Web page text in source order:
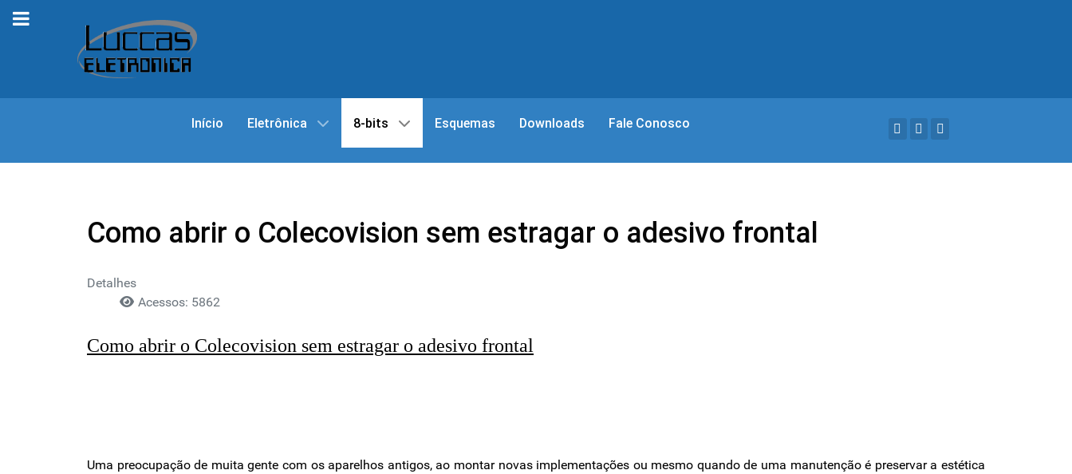
Início Eletrônica 8-bits Esquemas Downloads Fale Conosco
Como abrir o Colecovision sem estragar o adesivo frontal
Detalhes
Acessos: 5862
Como abrir o Colecovision sem estragar o adesivo frontal
Uma preocupação de muita gente com os aparelhos antigos, ao montar novas implementações ou mesmo quando de uma manutenção é preservar a estética